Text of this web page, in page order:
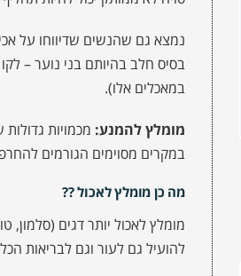
במאכלים אלו).
מומלץ להמנע:
במקרים מסוימים הגורמים
מה כן מומלץ לאכול ??
להועיל גם לעור וגם לבריאות